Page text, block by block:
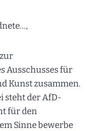
Ausschusses für
Kunst zusammen.
steht der AfD-
für den
Sinne bewerbe